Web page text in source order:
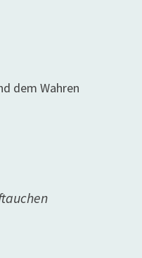
dem Wahren